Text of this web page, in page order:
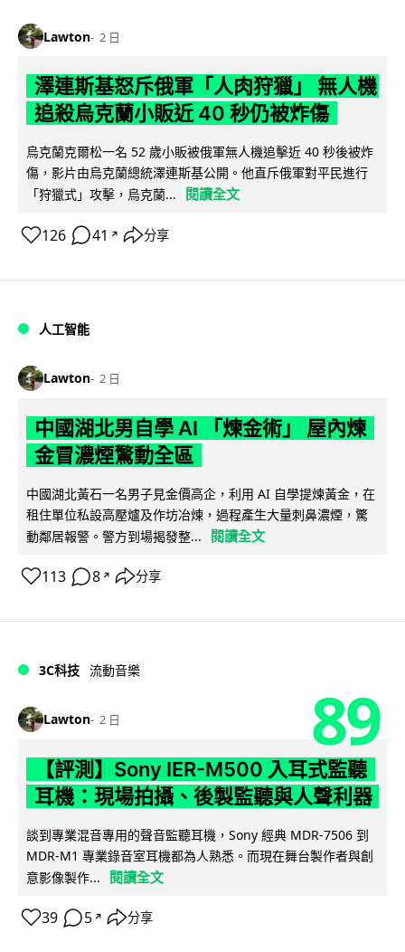
Lawton 2 日
澤連斯基怒斥俄軍「人肉狩獵」 無人機
追殺烏克蘭小販近 40 秒仍被炸傷
烏克蘭克爾松一名 52 歲小販被俄軍無人機追擊近 40 秒後被炸
傷，影片由烏克蘭總統澤連斯基公開。他直斥俄軍對平民進行
「狩獵式」攻擊，烏克蘭...
閱讀全文
126 41 ↗ 分享
人工智能
Lawton 2 日
中國湖北男自學 AI 「煉金術」 屋內煉
金冒濃煙驚動全區
中國湖北黃石一名男子見金價高企，利用 AI 自學提煉黃金，在
租住單位私設高壓爐及作坊冶煉，過程產生大量刺鼻濃煙，驚
動鄰居報警。警方到場揭發整...
閱讀全文
113 8 ↗ 分享
3C科技 流動音樂
Lawton 2 日 89
【評測】Sony IER-M500 入耳式監聽
耳機：現場拍攝、後製監聽與人聲利器
談到專業混音專用的聲音監聽耳機，Sony 經典 MDR-7506 到
MDR-M1 專業錄音室耳機都為人熟悉。而現在舞台製作者與創
意影像製作...
閱讀全文
39 5 ↗ 分享